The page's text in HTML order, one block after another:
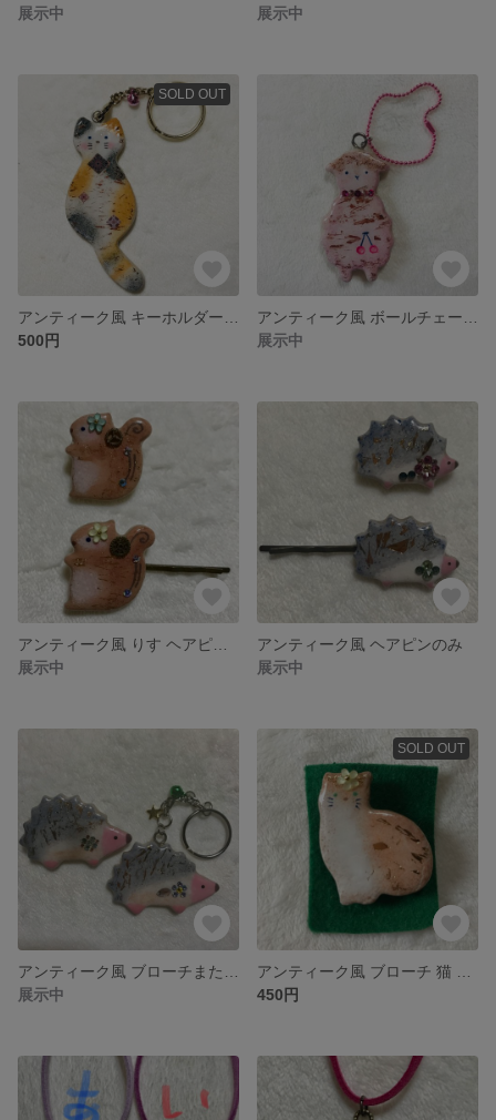
展示中
展示中
SOLD OUT
500円
展示中
展示中
アンティーク風 ヘアピンのみ
展示中
展示中
SOLD OUT
450円